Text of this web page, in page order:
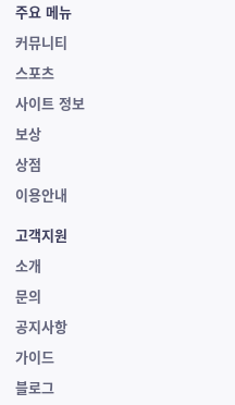
주요 메뉴
커뮤니티
스포츠
사이트 정보
보상
상점
이용안내
고객지원
소개
문의
공지사항
가이드
블로그